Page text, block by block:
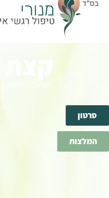
בס"ד
המלצות
סרטון
קצת
"הצעד החשוב